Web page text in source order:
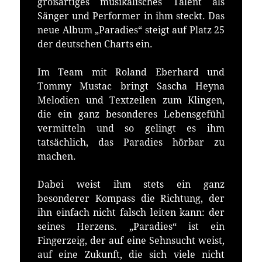
großartiges musikalisches Talent als
Sänger und Performer in ihm steckt. Das
neue Album „Paradies“ steigt auf Platz 25
der deutschen Charts ein.
Im Team mit Roland Eberhard und
Tommy Mustac bringt Sascha Heyna
Melodien und Textzeilen zum Klingen,
die ein ganz besonderes Lebensgefühl
vermitteln und so gelingt es ihm
tatsächlich, das Paradies hörbar zu
machen.
Dabei weist ihm stets ein ganz
besonderer Kompass die Richtung, der
ihn einfach nicht falsch leiten kann: der
seines Herzens. „Paradies“ ist ein
Fingerzeig, der auf eine Sehnsucht weist,
auf eine Zukunft, die sich viele nicht